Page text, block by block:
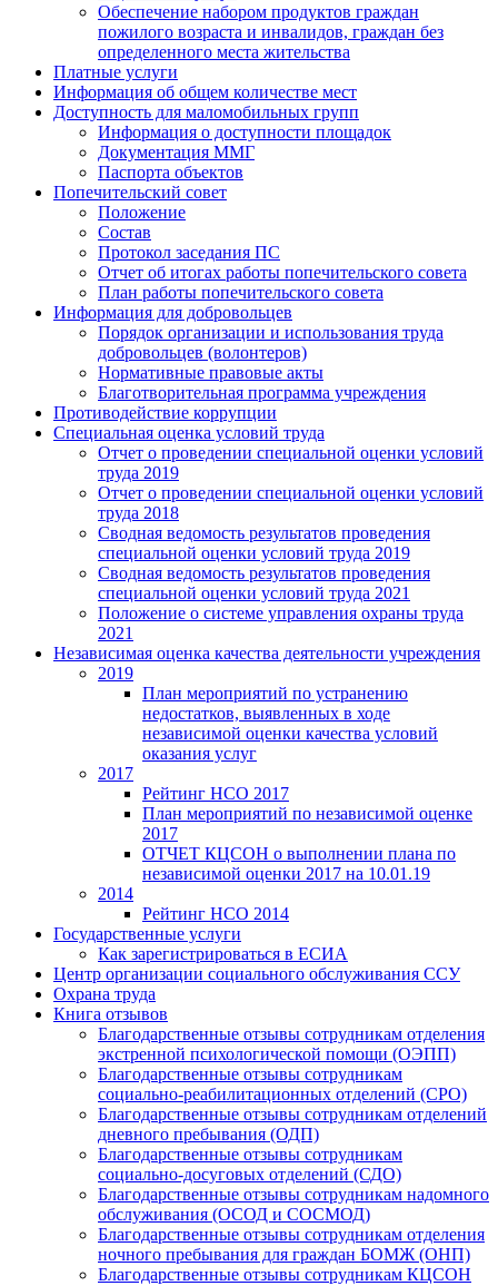
Обеспечение набором продуктов граждан
пожилого возраста и инвалидов, граждан без
определенного места жительства
Платные услуги
Информация об общем количестве мест
Доступность для маломобильных групп
Информация о доступности площадок
Документация ММГ
Паспорта объектов
Попечительский совет
Положение
Состав
Протокол заседания ПС
Отчет об итогах работы попечительского совета
План работы попечительского совета
Информация для добровольцев
Порядок организации и использования труда
добровольцев (волонтеров)
Нормативные правовые акты
Благотворительная программа учреждения
Противодействие коррупции
Специальная оценка условий труда
Отчет о проведении специальной оценки условий
труда 2019
Отчет о проведении специальной оценки условий
труда 2018
Сводная ведомость результатов проведения
специальной оценки условий труда 2019
Сводная ведомость результатов проведения
специальной оценки условий труда 2021
Положение о системе управления охраны труда
2021
Независимая оценка качества деятельности учреждения
2019
План мероприятий по устранению
недостатков, выявленных в ходе
независимой оценки качества условий
оказания услуг
2017
Рейтинг НСО 2017
План мероприятий по независимой оценке
2017
ОТЧЕТ КЦСОН о выполнении плана по
независимой оценки 2017 на 10.01.19
2014
Рейтинг НСО 2014
Государственные услуги
Как зарегистрироваться в ЕСИА
Центр организации социального обслуживания ССУ
Охрана труда
Книга отзывов
Благодарственные отзывы сотрудникам отделения
экстренной психологической помощи (ОЭПП)
Благодарственные отзывы сотрудникам
социально-реабилитационных отделений (СРО)
Благодарственные отзывы сотрудникам отделений
дневного пребывания (ОДП)
Благодарственные отзывы сотрудникам
социально-досуговых отделений (СДО)
Благодарственные отзывы сотрудникам надомного
обслуживания (ОСОД и СОСМОД)
Благодарственные отзывы сотрудникам отделения
ночного пребывания для граждан БОМЖ (ОНП)
Благодарственные отзывы сотрудникам КЦСОН